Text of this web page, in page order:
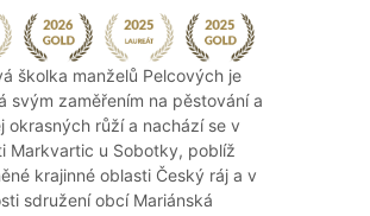
školka manželů Pelcových je
svým zaměřením na pěstování a
okrasných růží a nachází se v
Markvartic u Sobotky, poblíž
krajinné oblasti Český ráj a v
sdružení obcí Mariánská